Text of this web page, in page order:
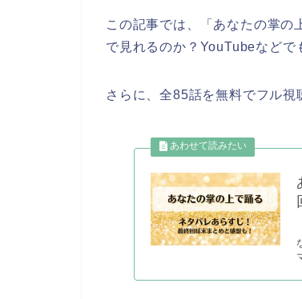
この記事では、 「あなたの掌の
で見れるのか？YouTubeなどで
さらに、全85話を無料でフル視